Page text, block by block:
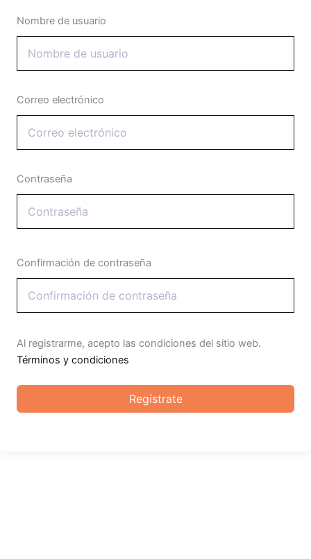
Nombre de usuario
Correo electrónico
Contraseña
Confirmación de contraseña
Al registrarme, acepto las condiciones del sitio web.
Términos y condiciones
Regístrate